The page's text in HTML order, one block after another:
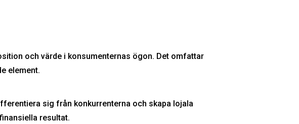
och värde i konsumenternas ögon. Det omfattar
element.
sig från konkurrenterna och skapa lojala
resultat.